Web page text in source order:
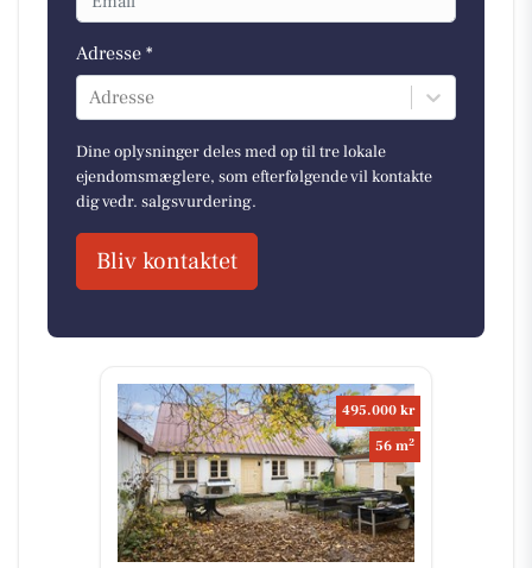
Adresse *
Adresse
Dine oplysninger deles med op til tre lokale
ejendomsmæglere, som efterfølgende vil kontakte
dig vedr. salgsvurdering.
Bliv kontaktet
495.000 kr
56 m2